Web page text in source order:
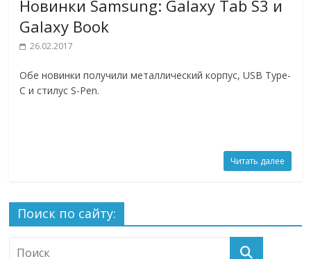
Новинки Samsung: Galaxy Tab S3 и
Galaxy Book
26.02.2017
Обе новинки получили металлический корпус, USB Type-
C и стилус S-Pen.
Читать далее
Поиск по сайту: